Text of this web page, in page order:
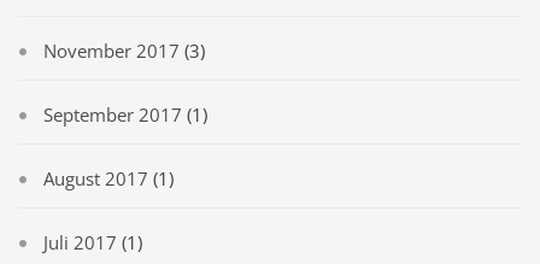
November 2017 (3)
September 2017 (1)
August 2017 (1)
Juli 2017 (1)